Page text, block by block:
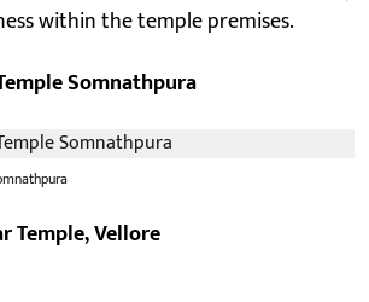
within the temple premises.
Somnathpura
Temple, Vellore